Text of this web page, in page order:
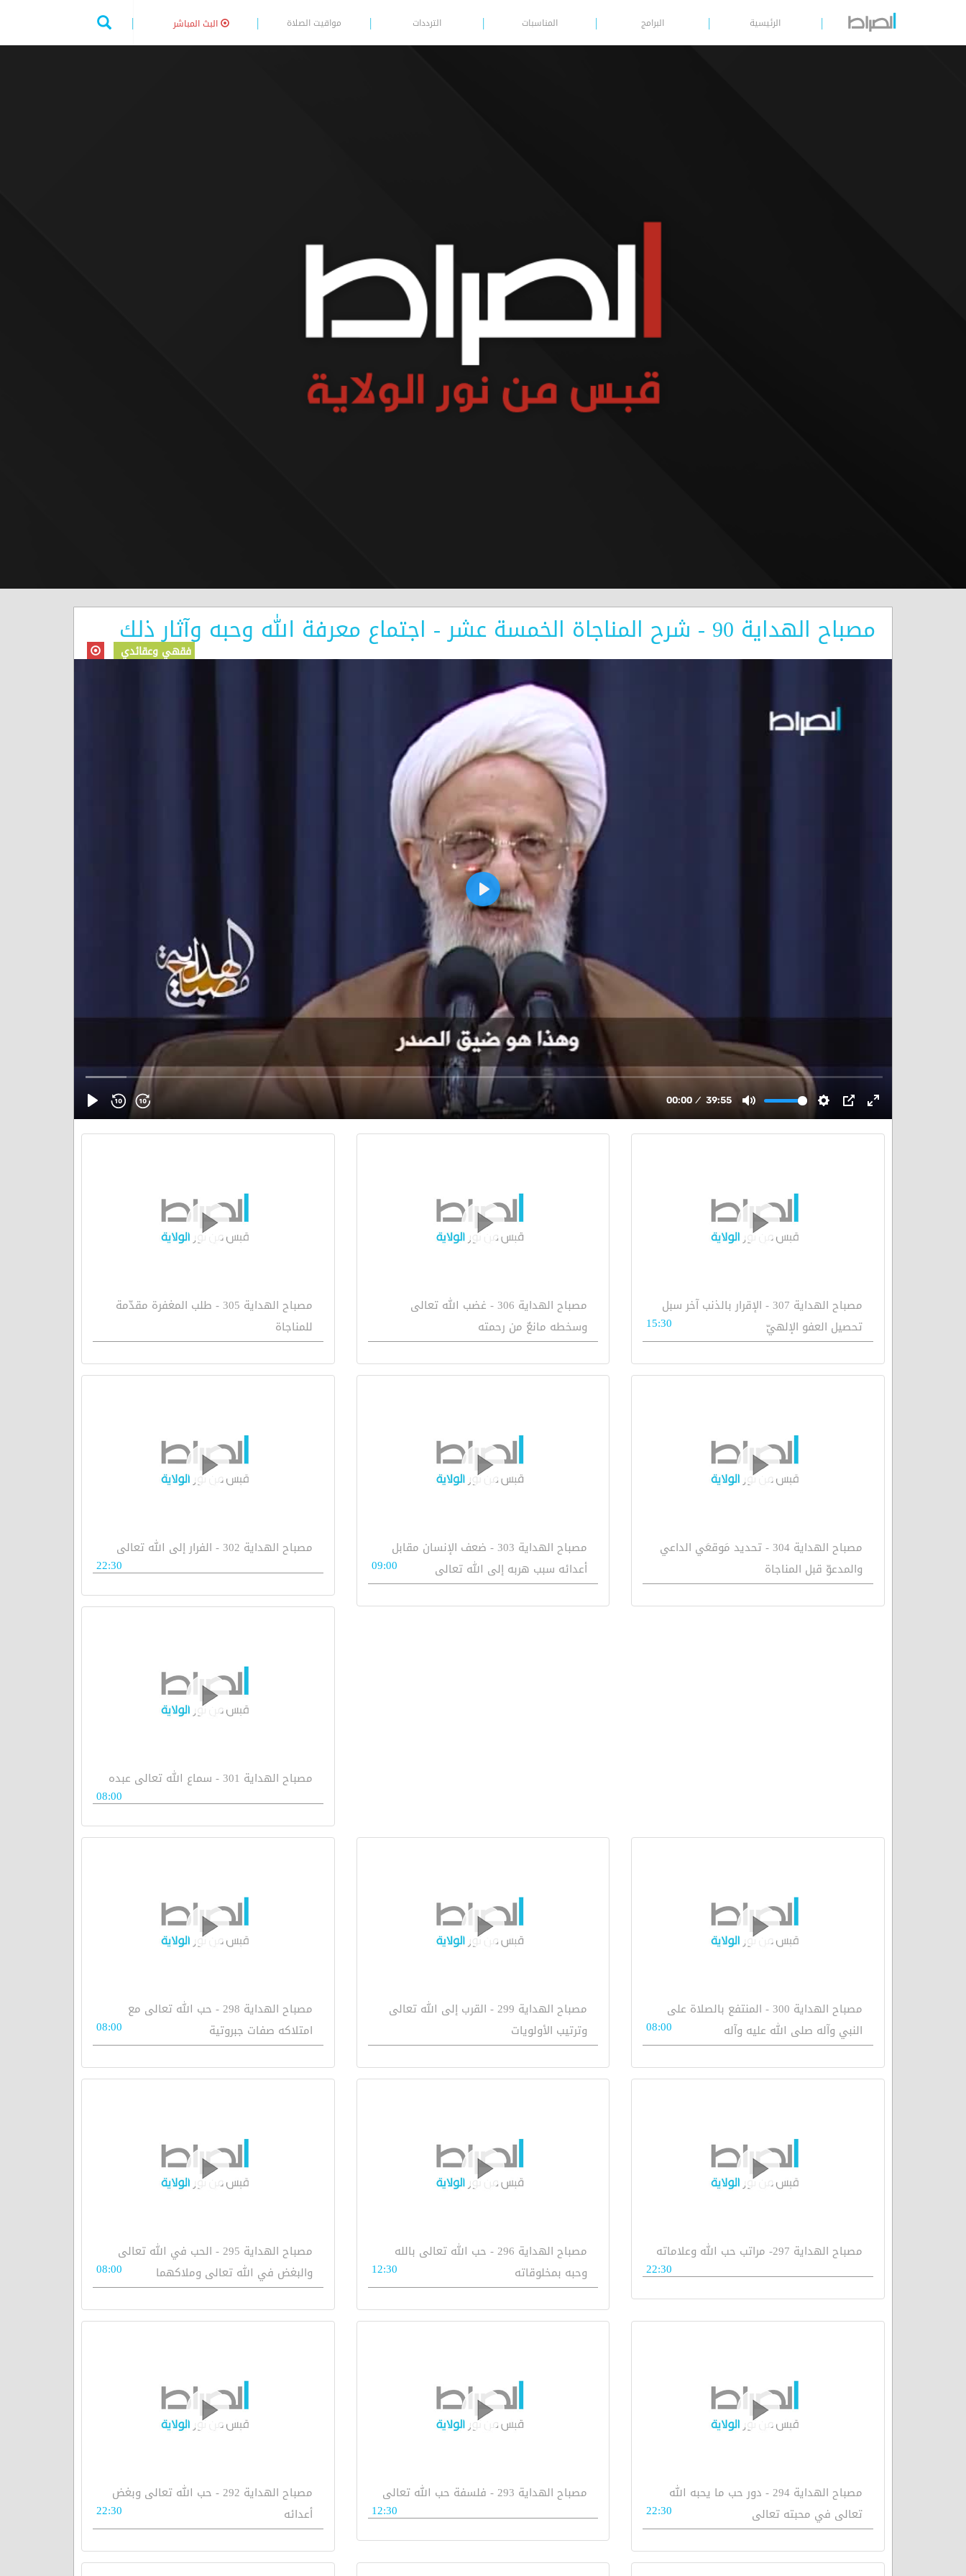
الرئيسية البرامج المناسبات الترددات مواقيت الصلاة البث المباشر
مصباح الهداية 90 - شرح المناجاة الخمسة عشر - اجتماع معرفة الله وحبه وآثار ذلك
فقهي وعقائدي
مصباح الهداية 307 - الإقرار بالذنب آخر سبل
تحصيل العفو الإلهيّ
15:30
مصباح الهداية 306 - غضب الله تعالى
وسخطه مانعٌ من رحمته
مصباح الهداية 305 - طلب المغفرة مقدّمة
للمناجاة
مصباح الهداية 304 - تحديد مَوقعَي الداعي
والمدعوّ قبل المناجاة
مصباح الهداية 303 - ضعف الإنسان مقابل
أعدائه سبب هربه إلى الله تعالى
09:00
مصباح الهداية 302 - الفرار إلى الله تعالى
22:30
مصباح الهداية 301 - سماع الله تعالى عبده
08:00
مصباح الهداية 300 - المنتفع بالصلاة على
النبي وآله صلى الله عليه وآله
08:00
مصباح الهداية 299 - القرب إلى الله تعالى
وترتيب الأولويات
مصباح الهداية 298 - حب الله تعالى مع
امتلاكه صفات جبروتية
08:00
مصباح الهداية 297- مراتب حب الله وعلاماته
22:30
مصباح الهداية 296 - حب الله تعالى بالله
وحبه بمخلوقاته
12:30
مصباح الهداية 295 - الحب في الله تعالى
والبغض في الله تعالى وملاكهما
08:00
مصباح الهداية 294 - دور حب ما يحبه الله
تعالى في محبته تعالى
22:30
مصباح الهداية 293 - فلسفة حب الله تعالى
12:30
مصباح الهداية 292 - حب الله تعالى وبغض
أعدائه
22:30